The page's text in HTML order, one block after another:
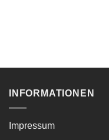
INFORMATIONEN
Impressum